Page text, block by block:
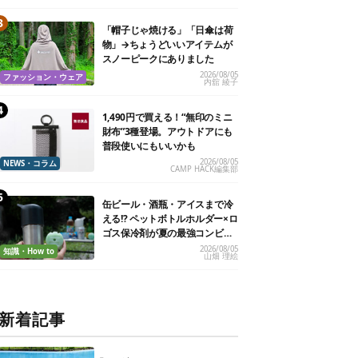
ファッション・ウェア
「帽子じゃ焼ける」「日傘は荷
物」→ちょうどいいアイテムが
スノーピークにありました
2026/08/05
内舘 綾子
NEWS・コラム
1,490円で買える！“無印のミニ
財布”3種登場。アウトドアにも
普段使いにもいいかも
2026/08/05
CAMP HACK編集部
知識・How to
缶ビール・酒瓶・アイスまで冷
える!? ペットボトルホルダー×ロ
ゴス保冷剤が夏の最強コンビだ
2026/08/05
山畑 理絵
着記事